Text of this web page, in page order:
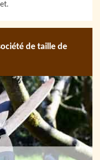
de taille de